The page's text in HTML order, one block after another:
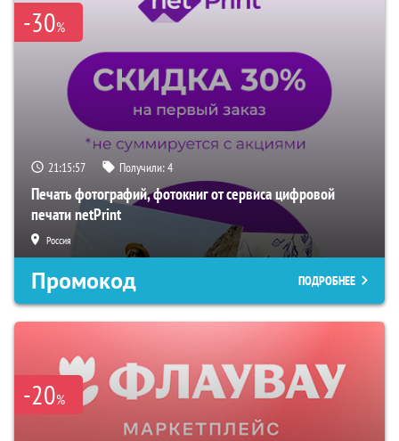
-30%
21:15:55 Получили:4
Печать фотографий, фотокниг от сервиса цифровой
печати netPrint
Россия
Промокод ПОДРОБНЕЕ
-20%